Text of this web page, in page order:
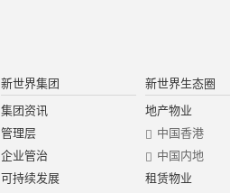
新世界集团
集团资讯
管理层
企业管治
可持续发展
新世界生态圈
地产物业
中国香港
中国内地
租赁物业